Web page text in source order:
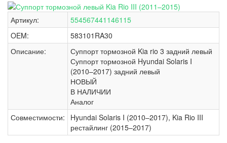
Артикул:
554567441146115
OEM:
583101RA30
Описание:
Суппорт тормозной Kia rio 3 задний левый
Суппорт тормозной Hyundai Solaris I
(2010–2017) задний левый
НОВЫЙ
В НАЛИЧИИ
Аналог
Совместимости:
Hyundai Solaris I (2010–2017), Kia Rio III
рестайлинг (2015–2017)